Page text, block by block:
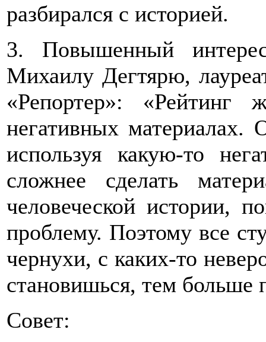
разбирался с историей.
3. Повышенный
Михаилу Дегтярю,
«Репортер»: «Рейтинг
негативных материалах.
используя какую-то
сложнее сделать
человеческой истории,
проблему. Поэтому все
чернухи, с каких-то
становишься, тем больше
Совет: